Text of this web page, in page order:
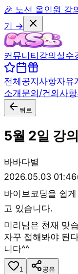
🎉 노션 올인원 강
기 →
커뮤니티강의실수
전체공지사항자유
소개문의/건의사항
뒤로
5월 2일 강의
바바다별
2026.05.03 01:46
바이브코딩을 쉽
고 있습니다.
미리님은 천재 맞
자꾸 접해봐야 된
니다^^
1 공유